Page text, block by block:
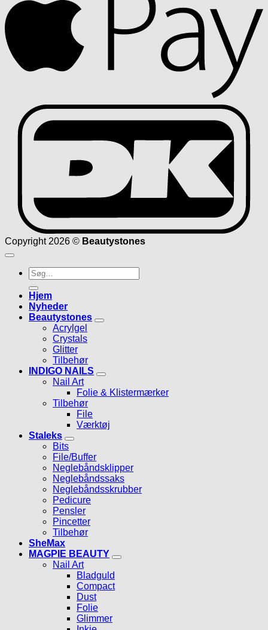
Copyright 2026 © Beautystones
Søg
efter:
Hjem
Nyheder
Beautystones
Acrylgel
Crystals
Glitter
Tilbehør
INDIGO NAILS
Nail Art
Folie & Klistermærker
Tilbehør
File
Værktøj
Staleks
Bits
File/Buffer
Neglebåndsklipper
Neglebåndssaks
Neglebåndsskrubber
Pedicure
Pensler
Pincetter
Tilbehør
SheMax
MAGPIE BEAUTY
Nail Art
Bladguld
Compact
Dust
Folie
Glimmer